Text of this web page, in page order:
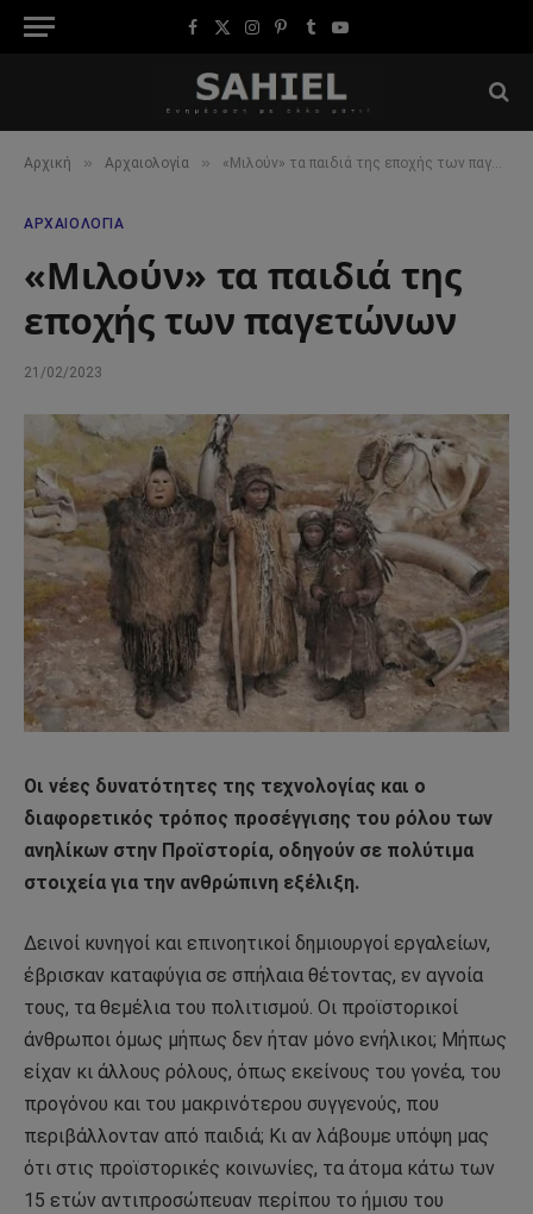
Facebook
X
Instagram
Pinterest
TumblrYouTube
Αρχική » Αρχαιολογία » «Μιλούν» τα παιδιά της εποχής των παγετώνων
ΑΡΧΑΙΟΛΟΓΊΑ
«Μιλούν» τα παιδιά της
εποχής των παγετώνων
21/02/2023
Οι νέες δυνατότητες της τεχνολογίας και ο
διαφορετικός τρόπος προσέγγισης του ρόλου των
ανηλίκων στην Προϊστορία, οδηγούν σε πολύτιμα
στοιχεία για την ανθρώπινη εξέλιξη.
Δεινοί κυνηγοί και επινοητικοί δημιουργοί εργαλείων,
έβρισκαν καταφύγια σε σπήλαια θέτοντας, εν αγνοία
τους, τα θεμέλια του πολιτισμού. Οι προϊστορικοί
άνθρωποι όμως μήπως δεν ήταν μόνο ενήλικοι; Μήπως
είχαν κι άλλους ρόλους, όπως εκείνους του γονέα, του
προγόνου και του μακρινότερου συγγενούς, που
περιβάλλονταν από παιδιά; Κι αν λάβουμε υπόψη μας
ότι στις προϊστορικές κοινωνίες, τα άτομα κάτω των
15 ετών αντιπροσώπευαν περίπου το ήμισυ του